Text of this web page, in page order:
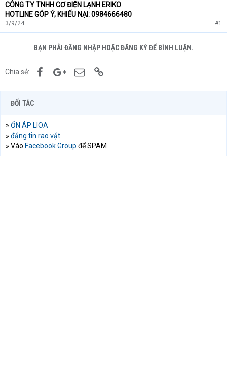
CÔNG TY TNHH CƠ ĐIỆN LẠNH ERIKO
HOTLINE GÓP Ý, KHIẾU NẠI: 0984666480
3/9/24 #1
BẠN PHẢI ĐĂNG NHẬP HOẶC ĐĂNG KÝ ĐỂ BÌNH LUẬN.
Chia sẻ: FacebookGoogle+Email
ĐỐI TÁC
» ỔN ÁP LIOA
» đăng tin rao vặt
» Vào Facebook Group để SPAM